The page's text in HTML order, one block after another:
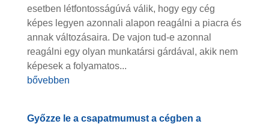
esetben létfontosságúvá válik, hogy egy cég
képes legyen azonnali alapon reagálni a piacra és
annak változásaira. De vajon tud-e azonnal
reagálni egy olyan munkatársi gárdával, akik nem
képesek a folyamatos...
bővebben
Győzze le a csapatmumust a cégben a